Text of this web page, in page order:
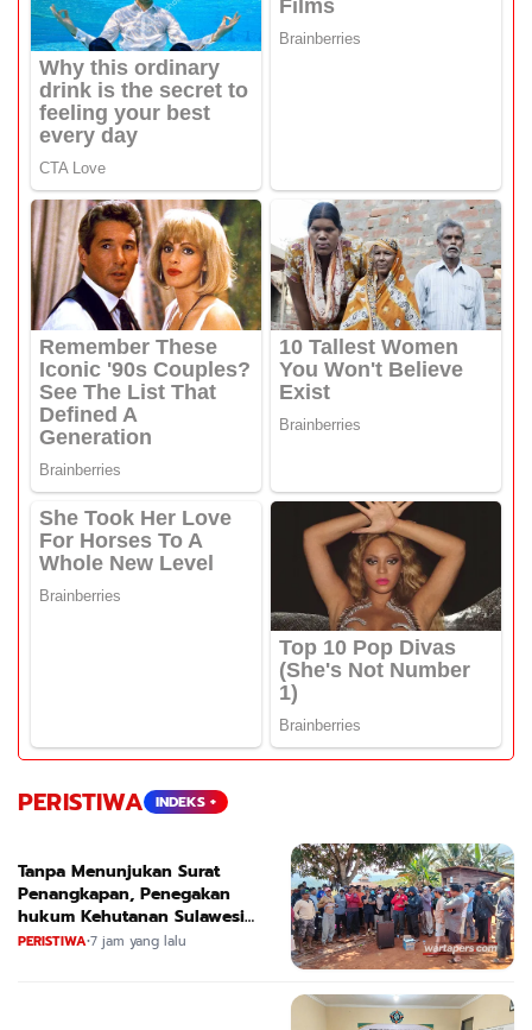
PERISTIWA INDEKS +
Tanpa Menunjukan Surat
Penangkapan, Penegakan
hukum Kehutanan Sulawesi
Selatan Culik Petani Ladah Di
PERISTIWA•7 jam yang lalu